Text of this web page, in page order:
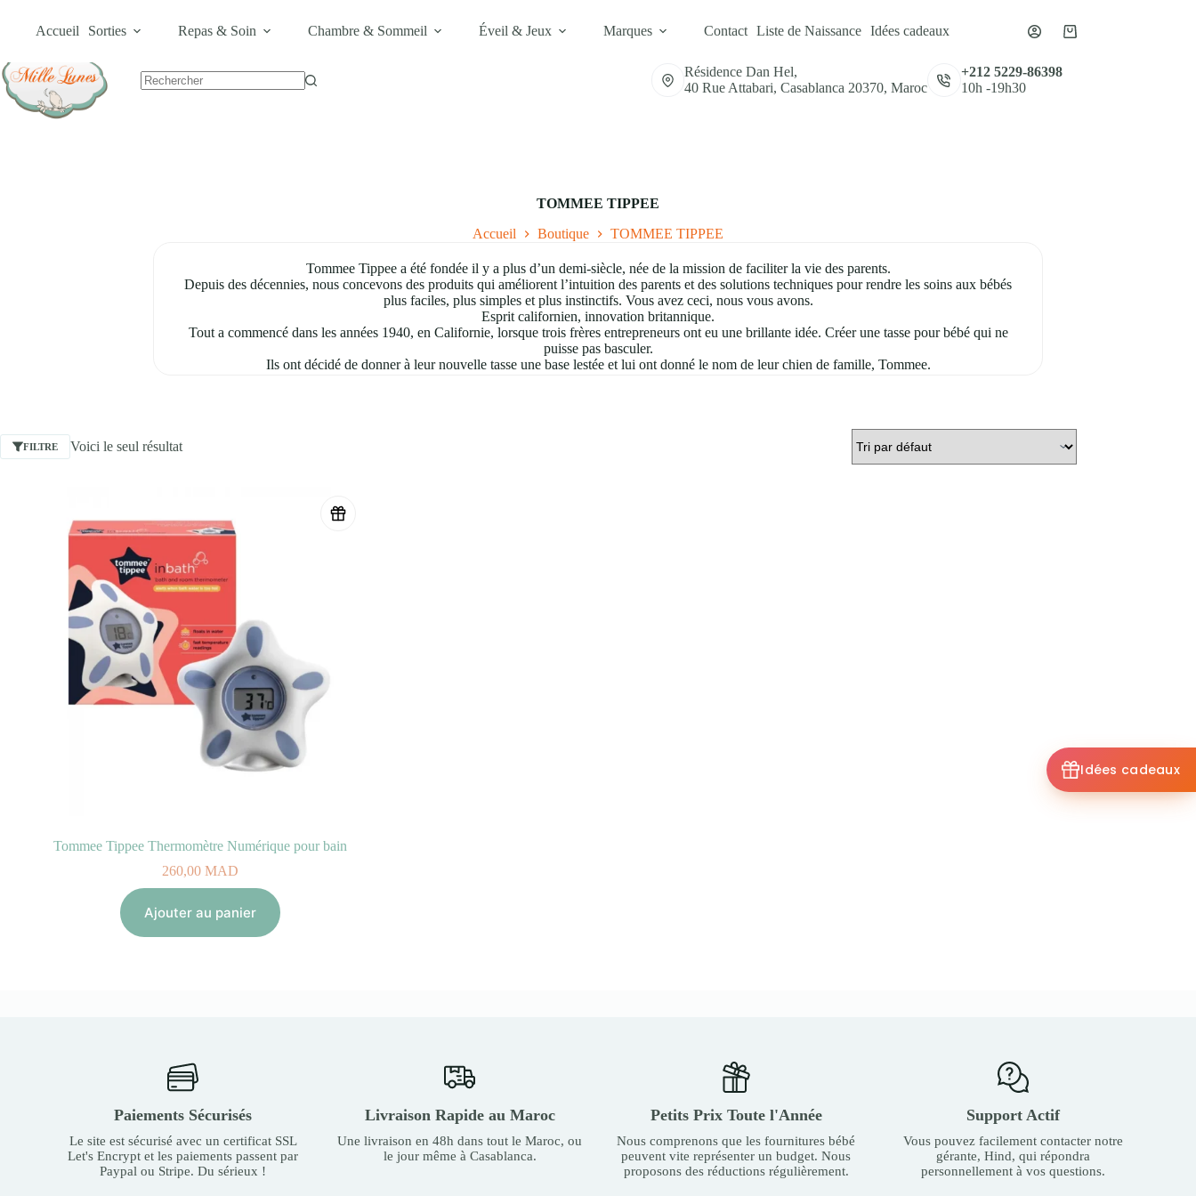
contenu
Résidence Dan Hel,
40 Rue Attabari, Casablanca 20370, Maroc
+212 5229-86398
10h -19h30
Accueil Sorties Repas & Soin Chambre & Sommeil Éveil & Jeux Marques Contact Liste de Naissance Idées cadeaux
Panier
TOMMEE TIPPEE
Accueil Boutique TOMMEE TIPPEE
Tommee Tippee a été fondée il y a plus d’un demi-siècle, née de la mission de faciliter la vie des parents.
Depuis des décennies, nous concevons des produits qui améliorent l’intuition des parents et des solutions techniques pour rendre les soins aux bébés
plus faciles, plus simples et plus instinctifs. Vous avez ceci, nous vous avons.
Esprit californien, innovation britannique.
Tout a commencé dans les années 1940, en Californie, lorsque trois frères entrepreneurs ont eu une brillante idée. Créer une tasse pour bébé qui ne
puisse pas basculer.
Ils ont décidé de donner à leur nouvelle tasse une base lestée et lui ont donné le nom de leur chien de famille, Tommee.
FILTRE Voici le seul résultat
Tommee Tippee Thermomètre Numérique pour bain
260,00MAD
Ajouter au panier
Paiements Sécurisés
Le site est sécurisé avec un certificat SSL
Let's Encrypt et les paiements passent par
Paypal ou Stripe. Du sérieux !
Livraison Rapide au Maroc
Une livraison en 48h dans tout le Maroc, ou
le jour même à Casablanca.
Petits Prix Toute l'Année
Nous comprenons que les fournitures bébé
peuvent vite représenter un budget. Nous
proposons des réductions régulièrement.
Support Actif
Vous pouvez facilement contacter notre
gérante, Hind, qui répondra
personnellement à vos questions.
Idées cadeaux